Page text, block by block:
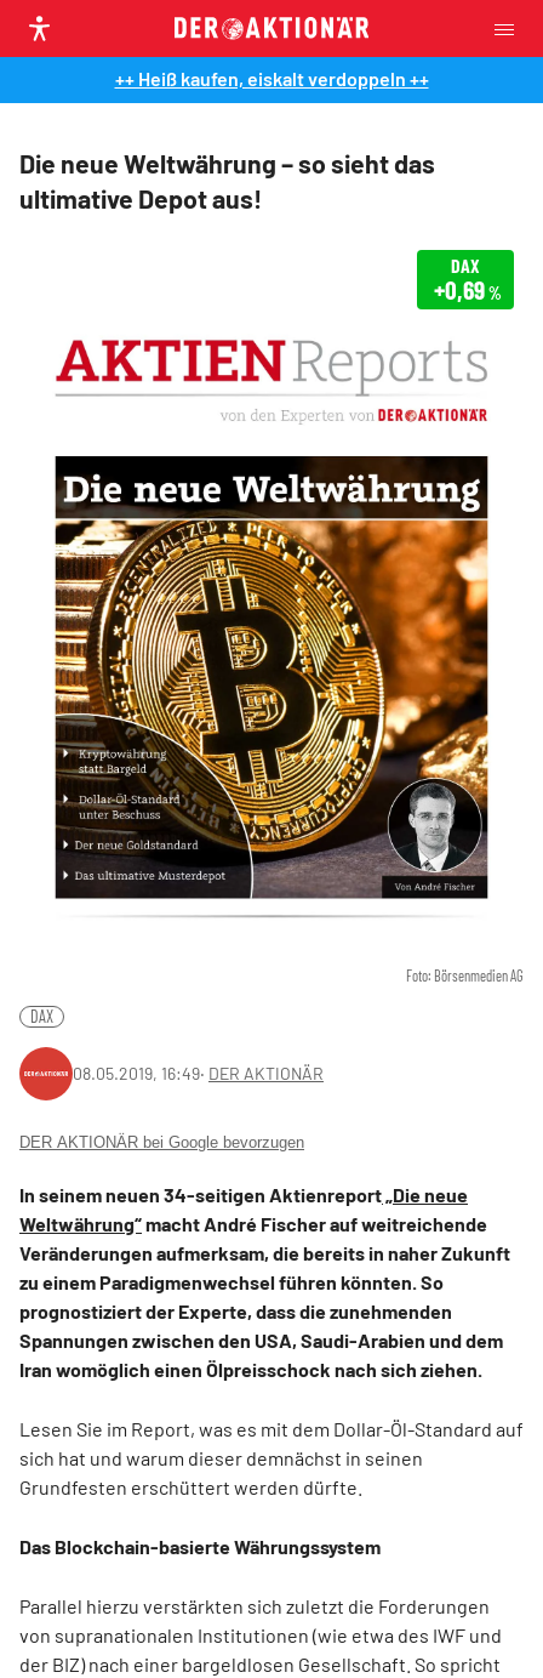
++ Heiß kaufen, eiskalt verdoppeln ++
Die neue Weltwährung – so sieht das
ultimative Depot aus!
Foto: Börsenmedien AG
DAX
+0,69%
DAX
08.05.2019, 16:49‧ DER AKTIONÄR
DER AKTIONÄR bei Google bevorzugen
In seinem neuen 34-seitigen Aktienreport„Die neue
Weltwährung“macht André Fischer auf weitreichende
Veränderungen aufmerksam, die bereits in naher Zukunft
zu einem Paradigmenwechsel führen könnten. So
prognostiziert der Experte, dass die zunehmenden
Spannungen zwischen den USA, Saudi-Arabien und dem
Iran womöglich einen Ölpreisschock nach sich ziehen.
Lesen Sie im Report, was es mit dem Dollar-Öl-Standard auf
sich hat und warum dieser demnächst in seinen
Grundfesten erschüttert werden dürfte.
Das Blockchain-basierte Währungssystem
Parallel hierzu verstärkten sich zuletzt die Forderungen
von supranationalen Institutionen (wie etwa des IWF und
der BIZ) nach einer bargeldlosen Gesellschaft. So spricht